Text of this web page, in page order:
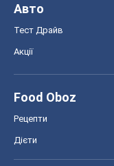
Авто
Тест Драйв
Акції
Food Oboz
Рецепти
Дієти